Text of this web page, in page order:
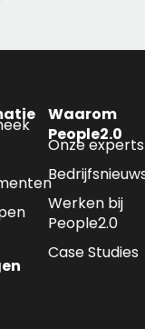
Waarom
People2.0
Onze experts
Werken bij
People2.0
Case Studies